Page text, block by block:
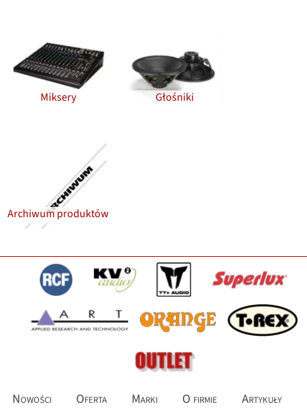
Miksery Głośniki
Archiwum produktów
Nowości Oferta Marki O firmie
Artykuły